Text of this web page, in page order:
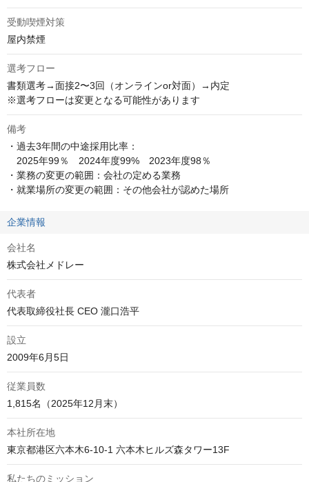
受動喫煙対策
屋内禁煙
選考フロー
書類選考→面接2〜3回（オンラインor対面）→内定
※選考フローは変更となる可能性があります
備考
・過去3年間の中途採用比率：
2025年99％　2024年度99%　2023年度98％
・業務の変更の範囲：会社の定める業務
・就業場所の変更の範囲：その他会社が認めた場所
企業情報
会社名
株式会社メドレー
代表者
代表取締役社長 CEO 瀧口浩平
設立
2009年6月5日
従業員数
1,815名（2025年12月末）
本社所在地
東京都港区六本木6-10-1 六本木ヒルズ森タワー13F
私たちのミッション